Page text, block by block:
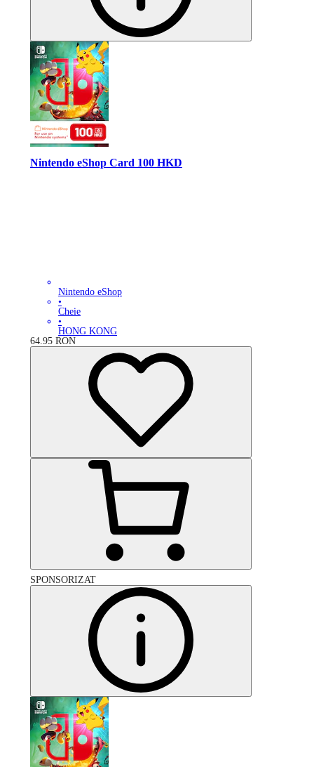
Nintendo eShop Card 100 HKD
Nintendo eShop
•
Cheie
•
HONG KONG
64.95 RON
SPONSORIZAT